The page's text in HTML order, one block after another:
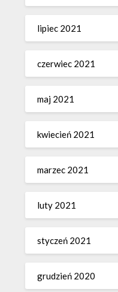
lipiec 2021
czerwiec 2021
maj 2021
kwiecień 2021
marzec 2021
luty 2021
styczeń 2021
grudzień 2020